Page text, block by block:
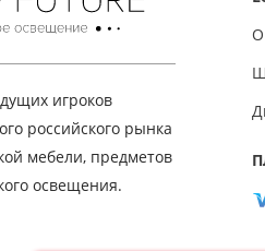
игроков
российского рынка
мебели, предметов
освещения.